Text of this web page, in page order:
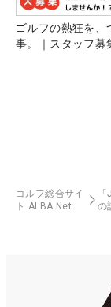
ゴルフの熱狂を、
事。｜スタッフ募
ゴルフ総合サイ
ト ALBA Net
の